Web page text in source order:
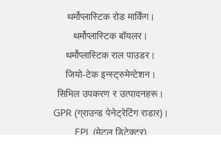
थर्मोप्लास्टिक रोड मार्किंग।
थर्मोप्लास्टिक बॉयलर।
थर्मोप्लास्टिक राल पाउडर।
जियो-टेक इन्स्ट्रुमेन्टेशन।
सिभिल उपकरण र उत्पादनहरू।
GPR (ग्राउन्ड पेनेट्रेटिंग राडार)।
EPL (मेटल डिटेक्टर)